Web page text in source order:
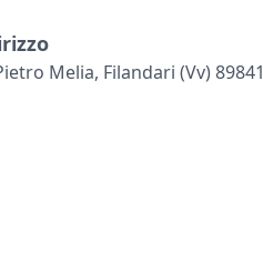
Melia, Filandari (vv) 89841